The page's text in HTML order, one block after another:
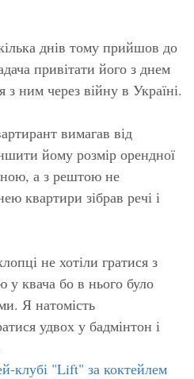
днів тому прийшов до
привітати його з днем
з ним через війну в Україні.
вимагав від
йому розмір орендної
а з рештою не
квартири зібрав речі і
не хотіли гратися з
квача бо в нього було
Я натомість
удвох у бадмінтон і
клубі "Lift" за коктейлем